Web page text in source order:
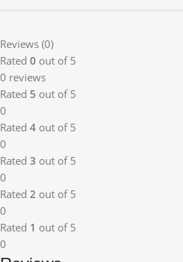
Reviews (0)
Rated 0 out of 5
0 reviews
Rated 5 out of 5
0
Rated 4 out of 5
0
Rated 3 out of 5
0
Rated 2 out of 5
0
Rated 1 out of 5
0